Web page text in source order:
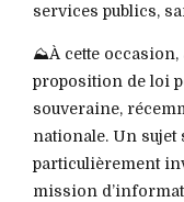
services publics,
⛰️À cette occasion,
proposition de loi
souveraine,
nationale. Un sujet
particulièrement
mission